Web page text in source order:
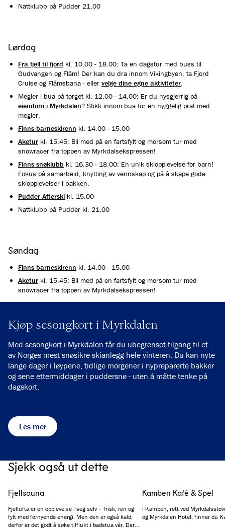
Nattklubb på Pudder 21.00
Lørdag
Fra fjell til fjord kl. 10.00 - 18.00: Ta en dagstur med buss til
Gudvangen og Flåm! Der kan du dra innom Vikingbyen, ta Fjord
Cruise og Flåmsbana - eller velge dine egne aktiviteter.
Megler i bua på torget kl. 12.00 - 14.00: Er du nysgjerrig på
eiendom i Myrkdalen? Stikk innom bua for en hyggelig prat med
megler.
Finns barneskirenn kl. 14.00 - 15.00
Aketur kl. 15.45: Bli med på en fartsfylt og morsom tur med
snowracer fra toppen av Myrkdalsekspressen!
Finns snøklubb kl. 16.30 - 18.00: En unik skiopplevelse for barn!
Fokus på samarbeid, knytting av vennskap og på å skape gode
skiopplevelser i bakken.
Pudder Afterski kl. 15.00
Nattklubb på Pudder kl. 21.00
Søndag
Finns barneskirenn kl. 14.00 - 15.00
Aketur kl. 15.45: Bli med på en fartsfylt og morsom tur med
snowracer fra toppen av Myrkdalsekspressen!
Kjøp sesongkort i Myrkdalen
Med sesongkort i Myrkdalen får du ubegrenset tilgang til et
av Norges mest snøsikre skianlegg hele vinteren. Du kan nyte
lange dager i løypene, tidlige morgener i nypreparerte bakker
og sene ettermiddager i puddersnø - uten å måtte tenke på
dagskort.
Les mer
Sjekk også ut dette
Fjellsauna
Fjellufta er en opplevelse i seg selv – frisk, ren og
fylt med fornyende energi. Men den er også kald,
derfor er det godt å søke tilflukt i badstua vår. Der
Kamben Kafé & Spel
I Kamben, rett ved
og Myrkdalen Hotel, finner du